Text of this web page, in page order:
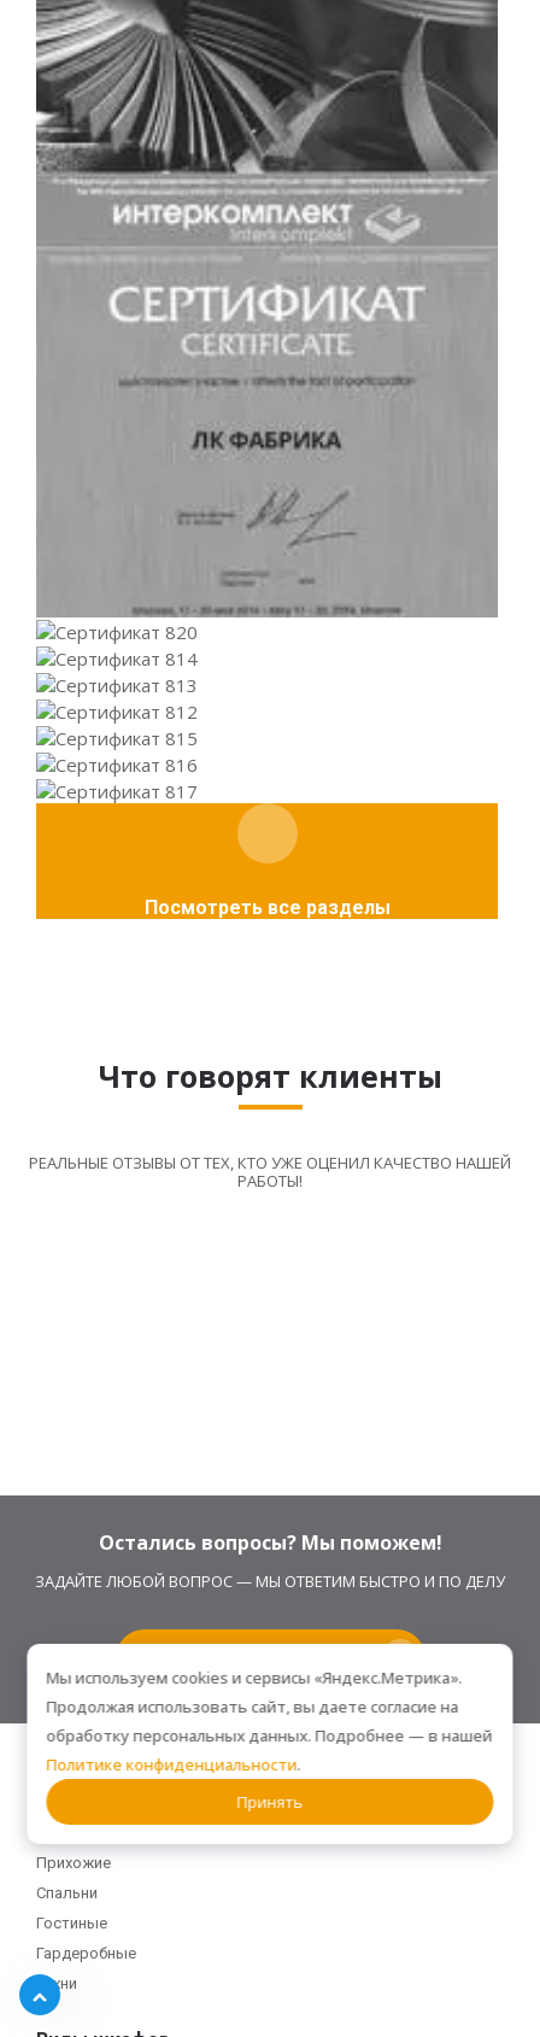
Посмотреть все разделы
Что говорят клиенты
РЕАЛЬНЫЕ ОТЗЫВЫ ОТ ТЕХ, КТО УЖЕ ОЦЕНИЛ КАЧЕСТВО НАШЕЙ
РАБОТЫ!
Остались вопросы? Мы поможем!
ЗАДАЙТЕ ЛЮБОЙ ВОПРОС — МЫ ОТВЕТИМ БЫСТРО И ПО ДЕЛУ
Помещение
Прихожие
Спальни
Гостиные
Гардеробные
Кухни
Мы используем cookies и сервисы «Яндекс.Метрика».
Продолжая использовать сайт, вы даете согласие на
обработку персональных данных. Подробнее — в нашей
Политике конфиденциальности.
Принять